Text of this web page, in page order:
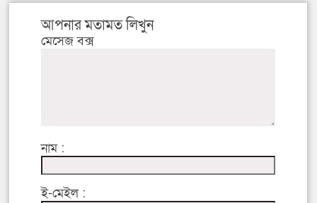
আপনার মতামত লিখুন
মেসেজ বক্স
নাম :
ই-মেইল :